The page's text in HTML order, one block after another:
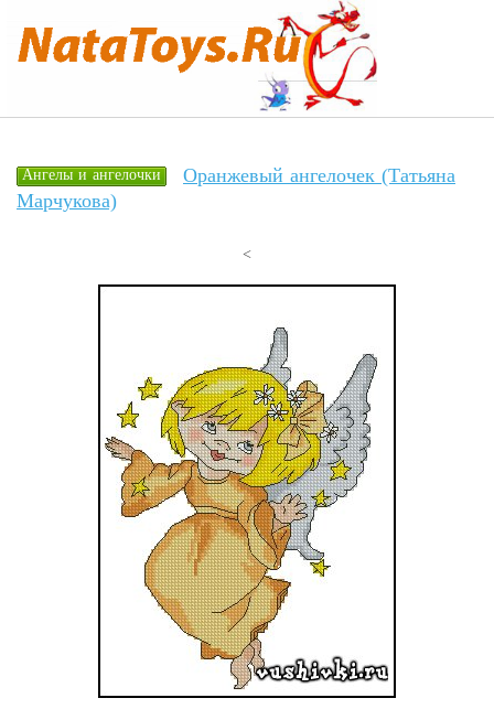
Ангелы и ангелочки
Оранжевый ангелочек (Татьяна
Марчукова)
<